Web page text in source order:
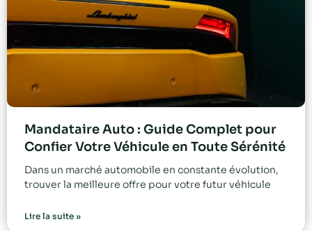
Mandataire Auto : Guide Complet pour
Confier Votre Véhicule en Toute Sérénité
Dans un marché automobile en constante évolution,
trouver la meilleure offre pour votre futur véhicule
Lire la suite »